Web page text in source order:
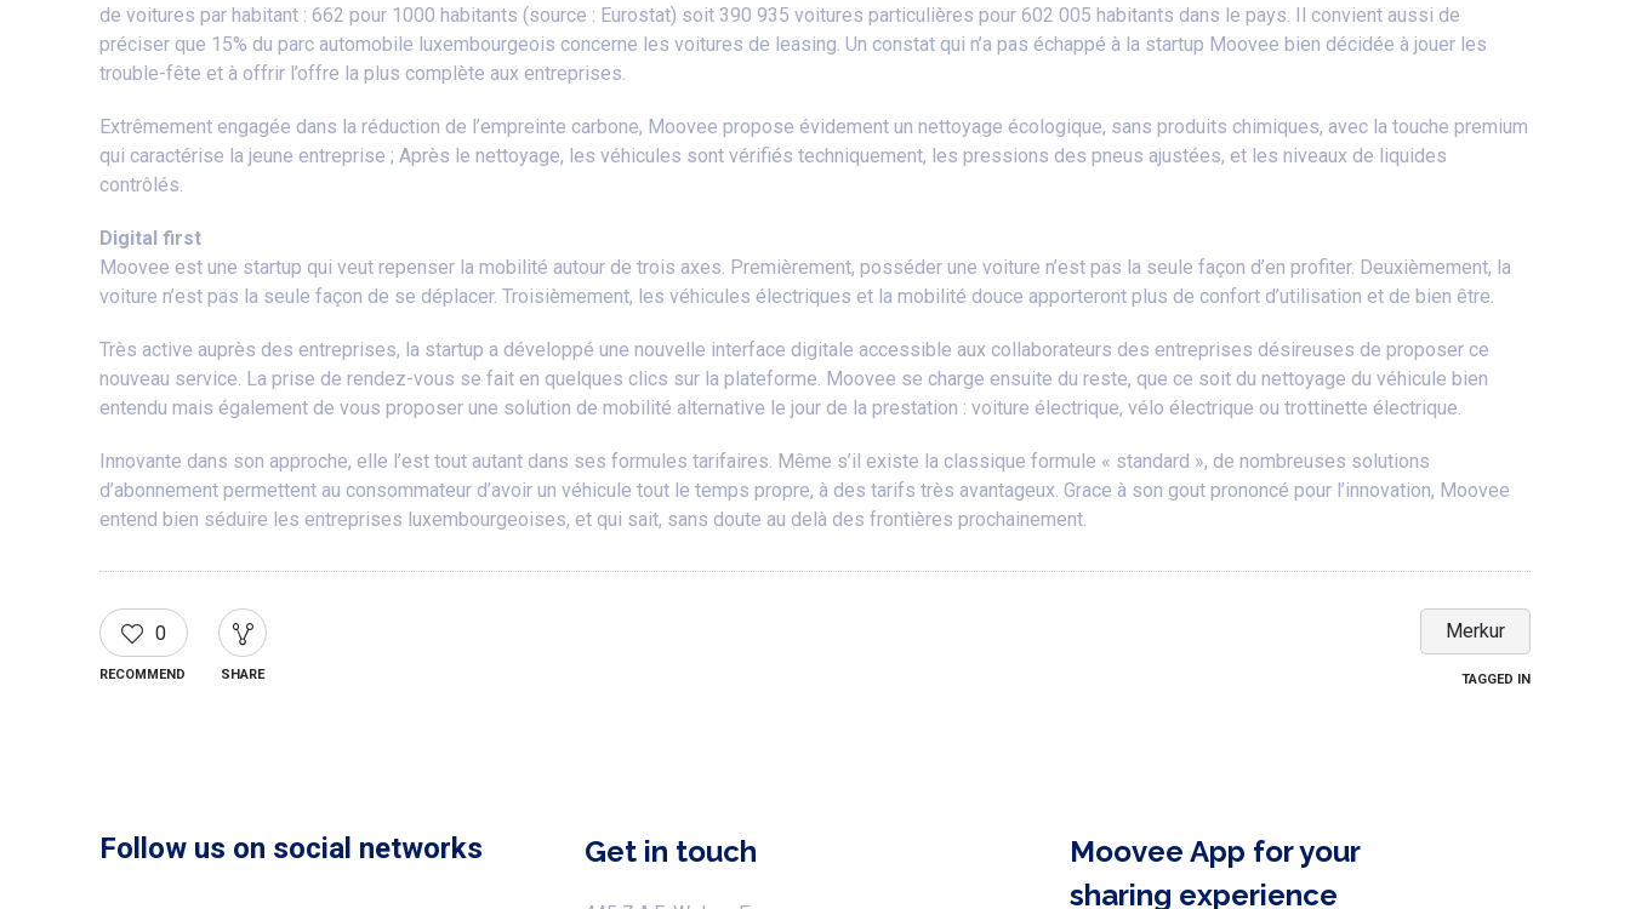
de voitures par habitant : 662 pour 1000 habitants (source : Eurostat) soit 390 935 voitures particulières pour 602 005 habitants dans le pays. Il convient aussi de
préciser que 15% du parc automobile luxembourgeois concerne les voitures de leasing. Un constat qui n’a pas échappé à la startup Moovee bien décidée à jouer les
trouble-fête et à offrir l’offre la plus complète aux entreprises.
Extrêmement engagée dans la réduction de l’empreinte carbone, Moovee propose évidement un nettoyage écologique, sans produits chimiques, avec la touche premium
qui caractérise la jeune entreprise ; Après le nettoyage, les véhicules sont vérifiés techniquement, les pressions des pneus ajustées, et les niveaux de liquides
contrôlés.
Digital first
Moovee est une startup qui veut repenser la mobilité autour de trois axes. Premièrement, posséder une voiture n’est pas la seule façon d’en profiter. Deuxièmement, la
voiture n’est pas la seule façon de se déplacer. Troisièmement, les véhicules électriques et la mobilité douce apporteront plus de confort d’utilisation et de bien être.
Très active auprès des entreprises, la startup a développé une nouvelle interface digitale accessible aux collaborateurs des entreprises désireuses de proposer ce
nouveau service. La prise de rendez-vous se fait en quelques clics sur la plateforme. Moovee se charge ensuite du reste, que ce soit du nettoyage du véhicule bien
entendu mais également de vous proposer une solution de mobilité alternative le jour de la prestation : voiture électrique, vélo électrique ou trottinette électrique.
Innovante dans son approche, elle l’est tout autant dans ses formules tarifaires. Même s’il existe la classique formule « standard », de nombreuses solutions
d’abonnement permettent au consommateur d’avoir un véhicule tout le temps propre, à des tarifs très avantageux. Grace à son gout prononcé pour l’innovation, Moovee
entend bien séduire les entreprises luxembourgeoises, et qui sait, sans doute au delà des frontières prochainement.
0
RECOMMEND SHARE
Merkur
TAGGED IN
Follow us on social networks Get in touch
Moovee App for your
sharing experience